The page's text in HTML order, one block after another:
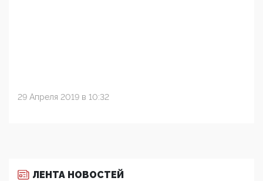
29 Апреля 2019 в 10:32
ЛЕНТА НОВОСТЕЙ